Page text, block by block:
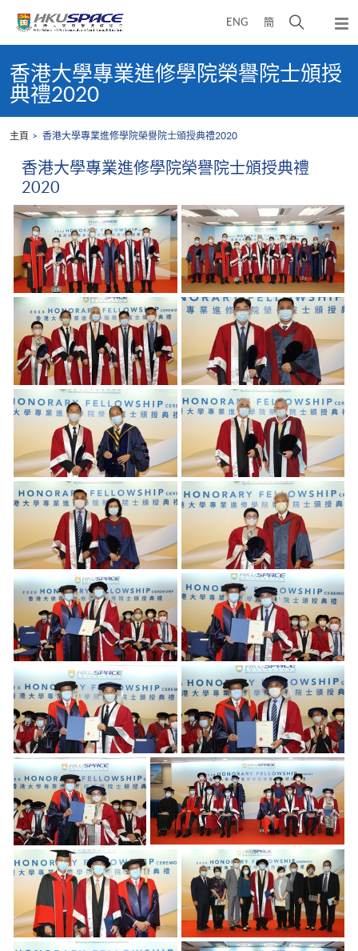
ENG 簡
開
搜
尋
面
彈
出
主
選
content
start香港大學專業進修學院榮譽院士頒授
典禮2020
主頁 香港大學專業進修學院榮譽院士頒授典禮2020
香港大學專業進修學院榮譽院士頒授典禮
2020